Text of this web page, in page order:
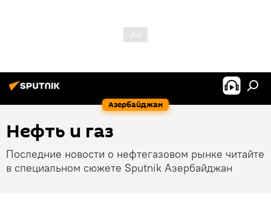
Азербайджан
Нефть и газ
Последние новости о нефтегазовом рынке читайте
в специальном сюжете Sputnik Азербайджан